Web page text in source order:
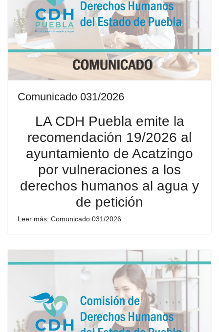
Comunicado 031/2026
LA CDH Puebla emite la
recomendación 19/2026 al
ayuntamiento de Acatzingo
por vulneraciones a los
derechos humanos al agua y
de petición
Leer más: Comunicado 031/2026